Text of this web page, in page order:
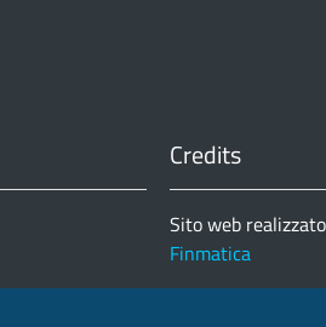
Credits
Sito web
Finmatica